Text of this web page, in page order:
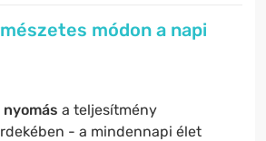
módon a napi
nyomás a teljesítmény
- a mindennapi élet